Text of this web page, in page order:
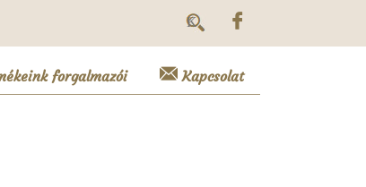
forgalmazói Kapcsolat